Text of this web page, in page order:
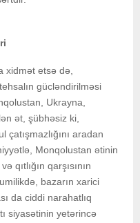
xidmət etsə də,
gücləndirilməsi
Ukrayna,
ət, şübhəsiz ki,
aradan
Monqolustan ətinin
qıtlığın qarşısının
bazarın xarici
da ciddi narahatlıq
siyasətinin yetərincə